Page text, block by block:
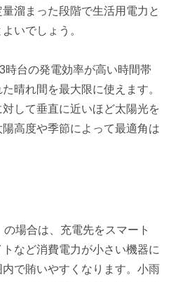
溜まった段階で生活用電力と
いでしょう。
時台の発電効率が高い時間帯
晴れ間を最大限に使えます。
して垂直に近いほど太陽光を
高度や季節によって最適角は
場合は、充電先をスマート
など消費電力が小さい機器に
で賄いやすくなります。小雨